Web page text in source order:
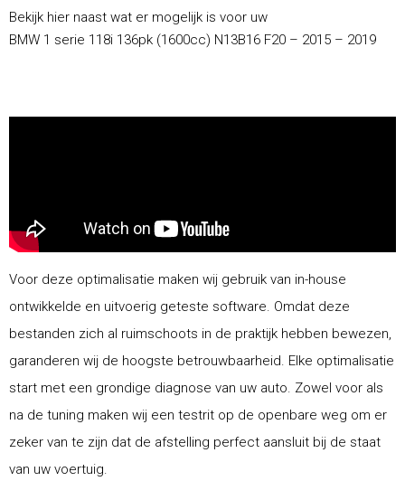
Bekijk hier naast wat er mogelijk is voor uw
BMW 1 serie 118i 136pk (1600cc) N13B16 F20 – 2015 – 2019
Voor deze optimalisatie maken wij gebruik van in-house
ontwikkelde en uitvoerig geteste software. Omdat deze
bestanden zich al ruimschoots in de praktijk hebben bewezen,
garanderen wij de hoogste betrouwbaarheid. Elke optimalisatie
start met een grondige diagnose van uw auto. Zowel voor als
na de tuning maken wij een testrit op de openbare weg om er
zeker van te zijn dat de afstelling perfect aansluit bij de staat
van uw voertuig.